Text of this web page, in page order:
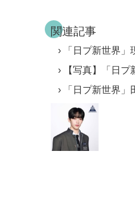
関連記事
「日プ新世界
【写真】「日
「日プ新世界